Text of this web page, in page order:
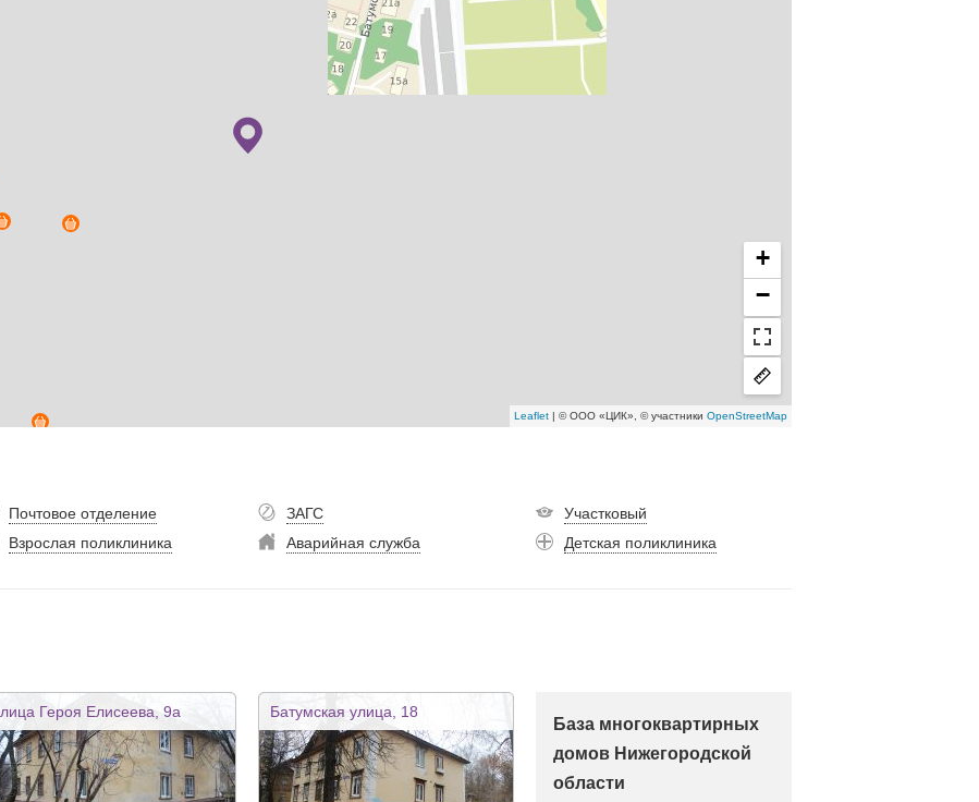
+
−
Leaflet | © ООО «ЦИК», © участники OpenStreetMap
Почтовое отделение ЗАГС
Участковый
Взрослая поликлиника Аварийная служба Детская поликлиника
Героя Елисеева, 9а Батумская улица, 18
База многоквартирных
домов Нижегородской
области